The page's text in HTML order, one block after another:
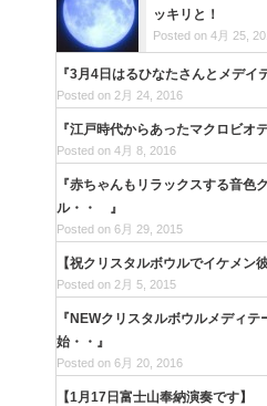
ッキリと！
Posted on 4月 25,
『3月4日はるひなたさんとメデイ
Posted on 2月 24, 2016
『江戸時代からあったマクロビオ
Posted on 4月 8, 2016
『赤ちゃんもリラックスする音色
ル・・ 』
Posted on 6月 29, 2015
【祝クリスタルボウルでイケメン
Posted on 2月 5, 2015
『NEWクリスタルボウルメディ
始・・』
Posted on 6月 20, 2016
【1月17日富士山奉納演奏です】